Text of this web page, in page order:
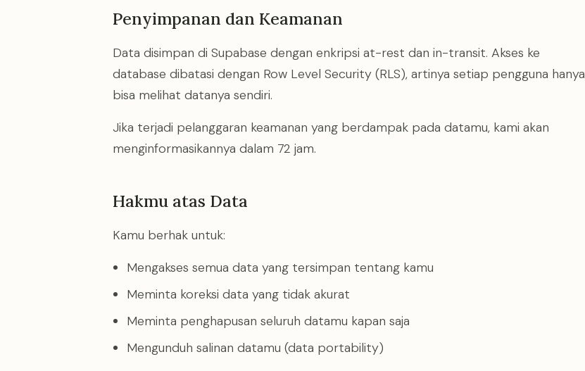
Penyimpanan dan Keamanan
Data disimpan di Supabase dengan enkripsi at-rest dan in-transit. Akses ke
database dibatasi dengan Row Level Security (RLS), artinya setiap pengguna hanya
bisa melihat datanya sendiri.
Jika terjadi pelanggaran keamanan yang berdampak pada datamu, kami akan
menginformasikannya dalam 72 jam.
Hakmu atas Data
Kamu berhak untuk:
Mengakses semua data yang tersimpan tentang kamu
Meminta koreksi data yang tidak akurat
Meminta penghapusan seluruh datamu kapan saja
Mengunduh salinan datamu (data portability)